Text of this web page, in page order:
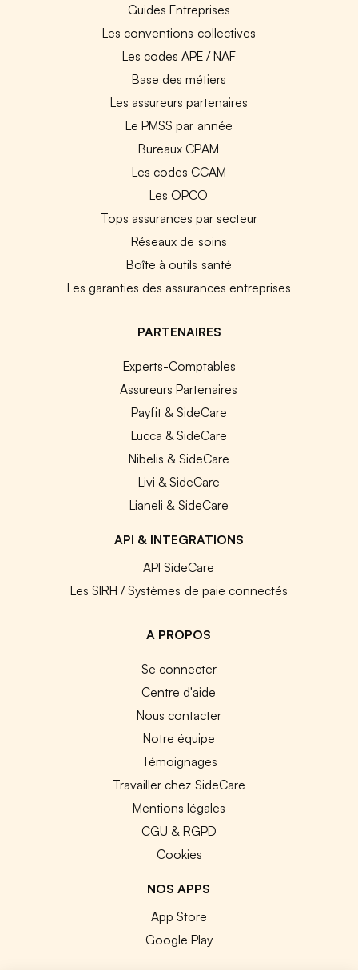
Guides Entreprises
Les conventions collectives
Les codes APE / NAF
Base des métiers
Les assureurs partenaires
Le PMSS par année
Bureaux CPAM
Les codes CCAM
Les OPCO
Tops assurances par secteur
Réseaux de soins
Boîte à outils santé
Les garanties des assurances entreprises
PARTENAIRES
Experts-Comptables
Assureurs Partenaires
Payfit & SideCare
Lucca & SideCare
Nibelis & SideCare
Livi & SideCare
Lianeli & SideCare
API & INTEGRATIONS
API SideCare
Les SIRH / Systèmes de paie connectés
A PROPOS
Se connecter
Centre d'aide
Nous contacter
Notre équipe
Témoignages
Travailler chez SideCare
Mentions légales
CGU & RGPD
Cookies
NOS APPS
App Store
Google Play